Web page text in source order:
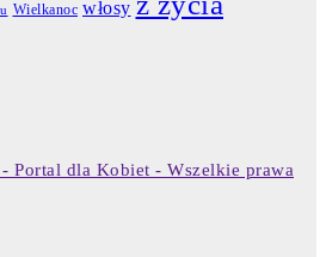
Wielkanoc włosy
Portal dla Kobiet - Wszelkie prawa